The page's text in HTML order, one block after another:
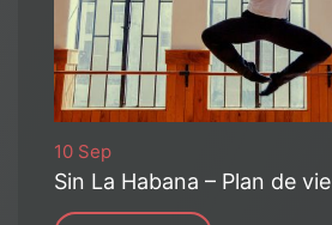
10 Sep
Sin La Habana – Plan de vie